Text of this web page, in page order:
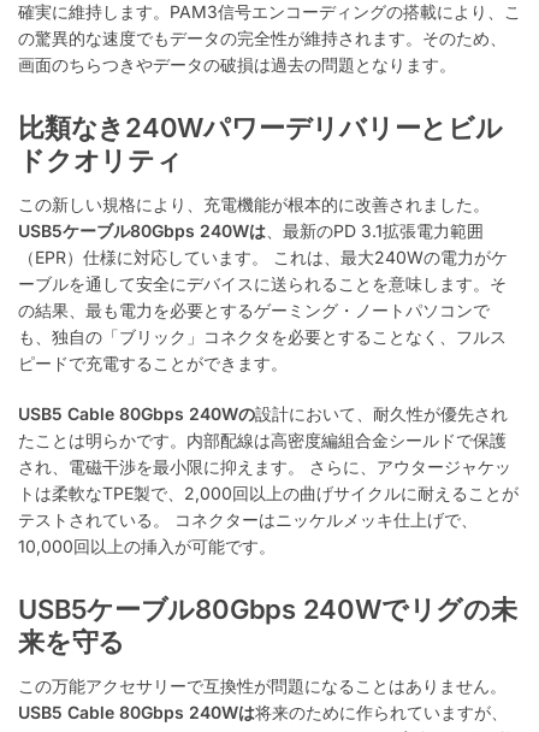
確実に維持します。PAM3信号エンコーディングの搭載により、こ
の驚異的な速度でもデータの完全性が維持されます。そのため、
画面のちらつきやデータの破損は過去の問題となります。
比類なき240Wパワーデリバリーとビル
ドクオリティ
この新しい規格により、充電機能が根本的に改善されました。
USB5ケーブル80Gbps 240Wは、最新のPD 3.1拡張電力範囲
（EPR）仕様に対応しています。
これは、最大240Wの電力がケ
ーブルを通して安全にデバイスに送られることを意味します。そ
の結果、最も電力を必要とするゲーミング・ノートパソコンで
も、独自の「ブリック」コネクタを必要とすることなく、フルス
ピードで充電することができます。
USB5 Cable 80Gbps 240Wの設計において、耐久性が優先され
たことは明らかです。内部配線は高密度編組合金シールドで保護
され、電磁干渉を最小限に抑えます。
さらに、アウタージャケッ
トは柔軟なTPE製で、2,000回以上の曲げサイクルに耐えることが
テストされている。
コネクターはニッケルメッキ仕上げで、
10,000回以上の挿入が可能です。
USB5ケーブル80Gbps 240Wでリグの未
来を守る
この万能アクセサリーで互換性が問題になることはありません。
USB5 Cable 80Gbps 240Wは将来のために作られていますが、